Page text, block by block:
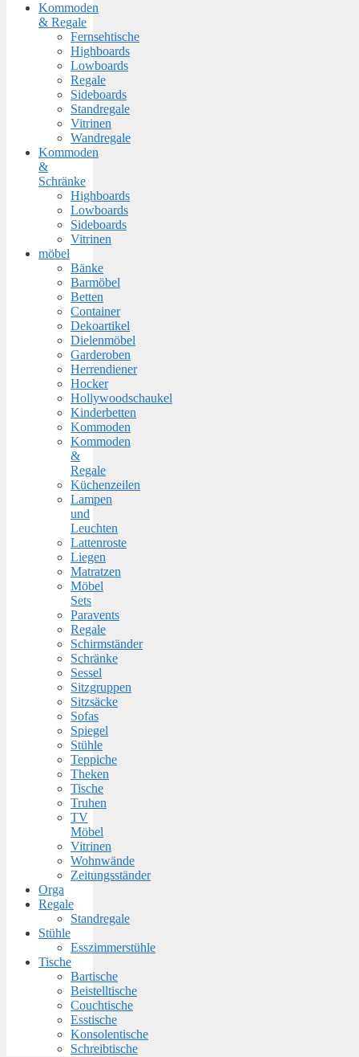
Kommoden
& Regale
Fernsehtische
Highboards
Lowboards
Regale
Sideboards
Standregale
Vitrinen
Wandregale
Kommoden
&
Schränke
Highboards
Lowboards
Sideboards
Vitrinen
möbel
Bänke
Barmöbel
Betten
Container
Dekoartikel
Dielenmöbel
Garderoben
Herrendiener
Hocker
Hollywoodschaukel
Kinderbetten
Kommoden
Kommoden
&
Regale
Küchenzeilen
Lampen
und
Leuchten
Lattenroste
Liegen
Matratzen
Möbel
Sets
Paravents
Regale
Schirmständer
Schränke
Sessel
Sitzgruppen
Sitzsäcke
Sofas
Spiegel
Stühle
Teppiche
Theken
Tische
Truhen
TV
Möbel
Vitrinen
Wohnwände
Zeitungsständer
Orga
Regale
Standregale
Stühle
Esszimmerstühle
Tische
Bartische
Beistelltische
Couchtische
Esstische
Konsolentische
Schreibtische